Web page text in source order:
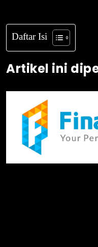
Daftar Isi
Artikel ini